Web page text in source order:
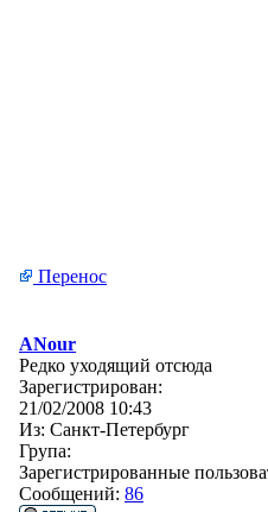
Перенос
ANour
Редко уходящий отсюда
Зарегистрирован:
21/02/2008 10:43
Из: Санкт-Петербург
Група:
Зарегистрированные
Сообщений: 86